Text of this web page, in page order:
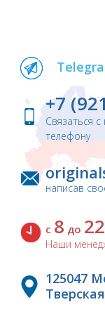
+7
Связаться
телефону
написав
с 8 до 22
Наши
125047